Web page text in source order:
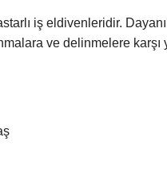
iş eldivenleridir.
ve delinmelere